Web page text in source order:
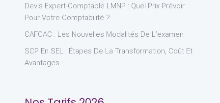
Devis Expert-Comptable LMNP : Quel Prix Prévoir
Pour Votre Comptabilité ?
CAFCAC : Les Nouvelles Modalités De L’examen
SCP En SEL : Étapes De La Transformation, Coût Et
Avantages